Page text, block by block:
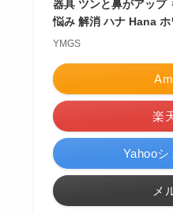
器具 ツンと鼻がアップ
悩み 解消 ハナ Hana
YMGS
楽
Yahoo
メ